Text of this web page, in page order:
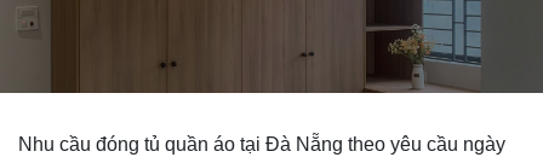
Nhu cầu đóng tủ quần áo tại Đà Nẵng theo yêu cầu ngày